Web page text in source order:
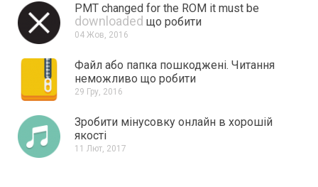
PMT changed for the ROM it must be
downloaded що робити
04 Жов, 2016
Файл або папка пошкоджені. Читання
неможливо що робити
29 Гру, 2016
Зробити мінусовку онлайн в хорошій
якості
11 Лют, 2017